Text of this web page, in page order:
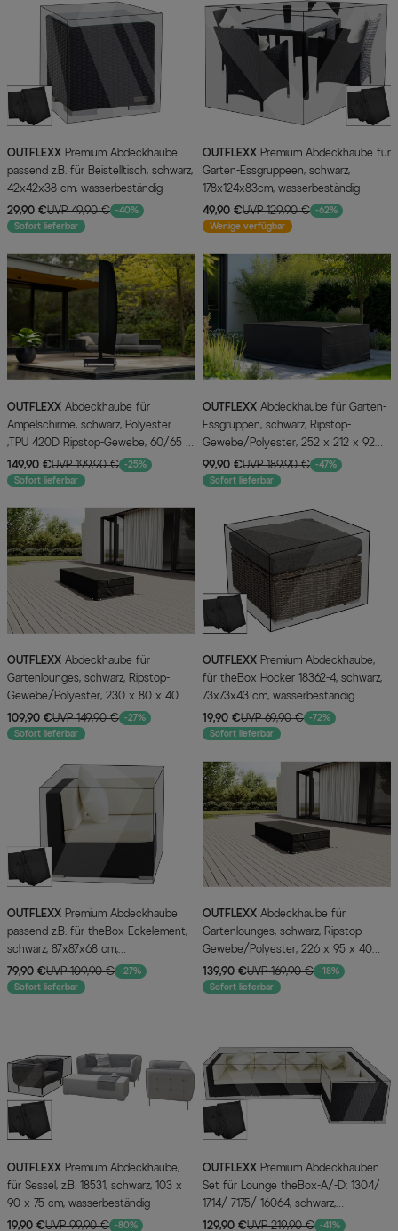
OUTFLEXX
passend z.B. für Beistelltisch, schwarz,
42x42x38 cm, wasserbeständig
29,90 €UVP 49,90 € -40%
Sofort lieferbar
OUTFLEXX
Garten-Essgruppeen, schwarz,
178x124x83cm, wasserbeständig
49,90 €UVP 129,90 € -62%
Wenige verfügbar
OUTFLEXX
Ampelschirme, schwarz, Polyester
,TPU 420D Ripstop-Gewebe, 60/65 x
292 cm, mit Reißverschluss und
Zugband
149,90 €UVP 199,90 € -25%
Sofort lieferbar
OUTFLEXX
Essgruppen, schwarz, Ripstop-
Gewebe/Polyester, 252 x 212 x 92
cm, wasserabweisend, UV-Schutz
99,90 €UVP 189,90 € -47%
Sofort lieferbar
OUTFLEXX
Gartenlounges, schwarz, Ripstop-
Gewebe/Polyester, 230 x 80 x 40
cm, wasserabweisend, UV-Schutz
109,90 €UVP 149,90 € -27%
Sofort lieferbar
OUTFLEXX
für theBox Hocker 18362-4, schwarz,
73x73x43 cm, wasserbeständig
19,90 €UVP 69,90 € -72%
Sofort lieferbar
OUTFLEXX
passend z.B. für theBox Eckelement,
schwarz, 87x87x68 cm,
wasserbeständig
79,90 €UVP 109,90 € -27%
Sofort lieferbar
OUTFLEXX
Gartenlounges, schwarz, Ripstop-
Gewebe/Polyester, 226 x 95 x 40
cm, wasserabweisend, UV-Schutz
139,90 €UVP 169,90 € -18%
Sofort lieferbar
OUTFLEXX
für Sessel, z.B. 18531, schwarz, 103 x
90 x 75 cm, wasserbeständig
19,90 €UVP 99,90 € -80%
OUTFLEXX
Set für Lounge theBox-A/-D: 1304/
1714/ 7175/ 16064, schwarz,
wasserbeständig
129,90 €UVP 219,90 € -41%